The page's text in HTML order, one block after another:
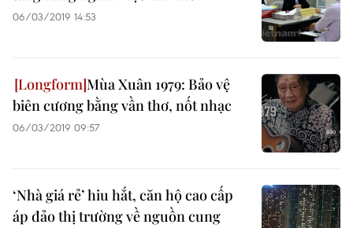
06/03/2019 14:53
Mùa Xuân 1979: Bảo vệ
biên cương bằng vần thơ, nốt nhạc
06/03/2019 09:57
‘Nhà giá rẻ’ hiu hắt, căn hộ cao cấp
áp đảo thị trường về nguồn cung